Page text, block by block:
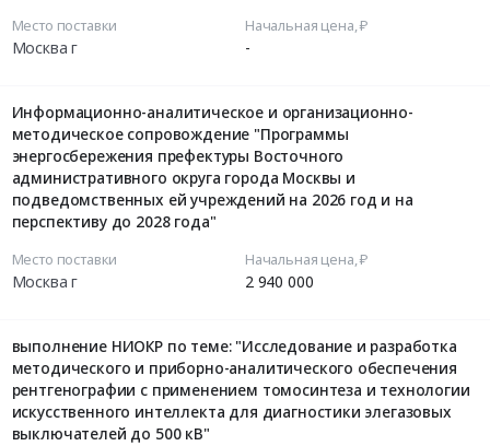
Место поставки
Москва г
Начальная цена, ₽
-
Информационно-аналитическое и организационно-
методическое сопровождение "Программы
энергосбережения префектуры Восточного
административного округа города Москвы и
подведомственных ей учреждений на 2026 год и на
перспективу до 2028 года"
Место поставки
Москва г
Начальная цена, ₽
2 940 000
выполнение НИОКР по теме: "Исследование и разработка
методического и приборно-аналитического обеспечения
рентгенографии с применением томосинтеза и технологии
искусственного интеллекта для диагностики элегазовых
выключателей до 500 кВ"